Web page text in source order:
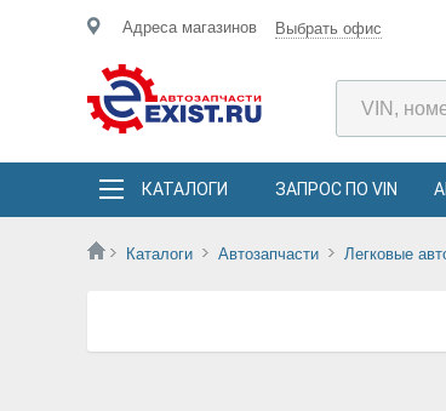
Адреса магазинов Выбрать офис
КАТАЛОГИ ЗАПРОС ПО VIN
Каталоги Автозапчасти Легковые